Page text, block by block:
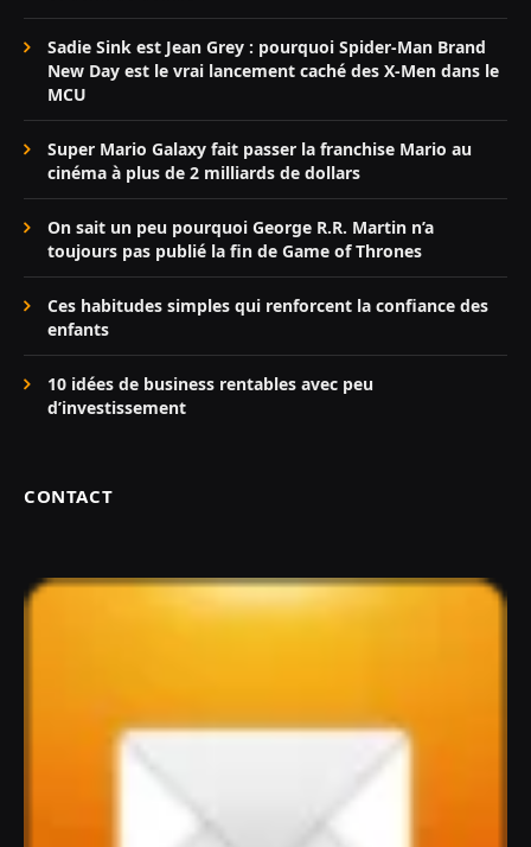
Sadie Sink est Jean Grey : pourquoi Spider-Man Brand
New Day est le vrai lancement caché des X-Men dans le
MCU
Super Mario Galaxy fait passer la franchise Mario au
cinéma à plus de 2 milliards de dollars
On sait un peu pourquoi George R.R. Martin n’a
toujours pas publié la fin de Game of Thrones
Ces habitudes simples qui renforcent la confiance des
enfants
10 idées de business rentables avec peu
d’investissement
CONTACT